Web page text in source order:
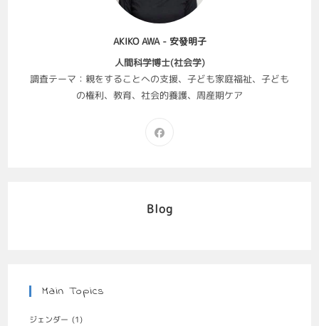
AKIKO AWA - 安發明子
人間科学博士(社会学)
調査テーマ：親をすることへの支援、子ども家庭福祉、子ども
の権利、教育、社会的養護、周産期ケア
Blog
Main Topics
ジェンダー (1)